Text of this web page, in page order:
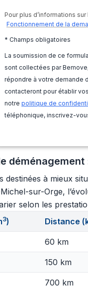
Pour plus d’informations
Fonctionnement de la
* Champs obligatoires
La soumission de ce
sont collectées par
répondre à votre demande
contacteront pour établir
notre politique de
téléphonique, inscrivez-
destinées à mieux
sur-Orge,
selon les
3) Distance
60 km
150 km
700 km